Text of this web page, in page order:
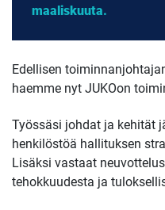
maaliskuuta.
Edellisen
haemme nyt JUKOon
Työssäsi johdat ja kehität
henkilöstöä hallituksen
Lisäksi vastaat
tehokkuudesta ja